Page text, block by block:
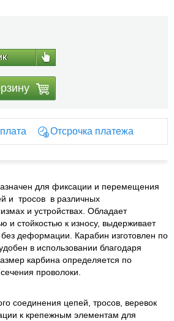
Отсрочка платежа
для фиксации и перемещения
и тросов в различных
и устройствах. Обладает
и стойкостью к износу, выдерживает
без деформации. Карабин изготовлен по
в использовании благодаря
карбина определяется по
проволоки.
соединения цепей, тросов, веревок
к крепежным элементам для